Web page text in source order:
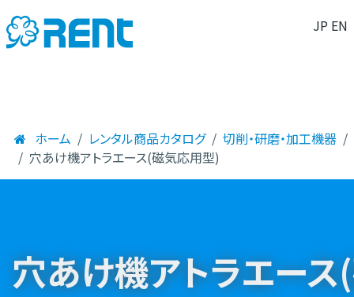
JP EN
ホーム レンタル商品カタログ 切削・研磨・加工機器
穴あけ機アトラエース(磁気応用型)
穴あけ機アトラエー